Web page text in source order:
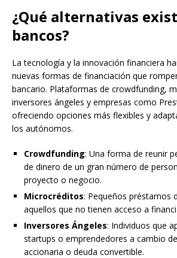
¿Qué alternativas
bancos?
La tecnología y la innovación financiera
nuevas formas de financiación que
bancario. Plataformas de crowdfunding,
inversores ángeles y empresas como
ofreciendo opciones más flexibles y
los autónomos.
Crowdfunding: Una forma de reunir
de dinero de un gran número de
proyecto o negocio.
Microcréditos: Pequeños préstamos
aquellos que no tienen acceso a
Inversores Ángeles: Individuos que
startups o emprendedores a cambio
accionaria o deuda convertible.